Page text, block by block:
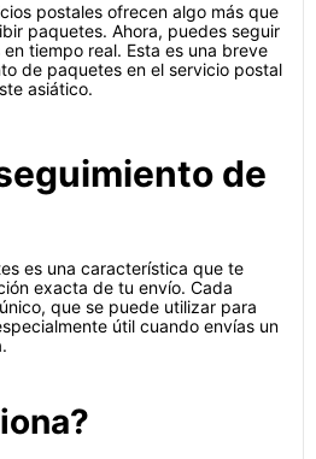
postales ofrecen algo más que
paquetes. Ahora, puedes seguir
tiempo real. Esta es una breve
de paquetes en el servicio postal
asiático.
de
es una característica que te
exacta de tu envío. Cada
que se puede utilizar para
útil cuando envías un